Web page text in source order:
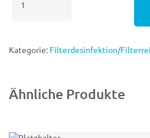
Kunststoff-
Kanister
Kategorie: Filterdesinfektion/
Ähnliche Produkte